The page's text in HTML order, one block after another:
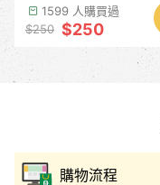
1599 人購買過
$250 $250
購物流程